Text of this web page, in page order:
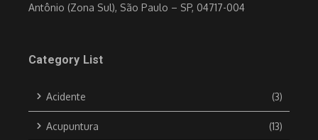
Antônio (Zona Sul), São Paulo – SP, 04717-004
Category List
Acidente (3)
Acupuntura (13)